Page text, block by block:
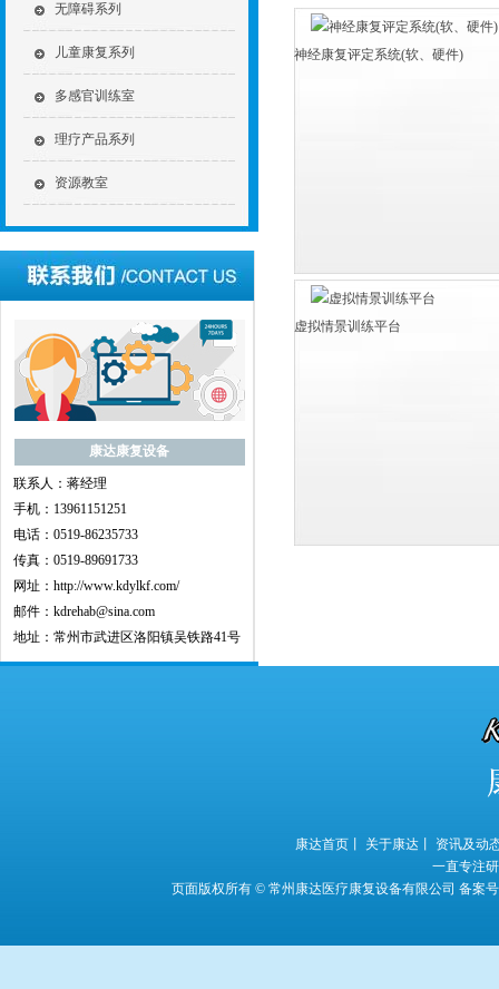
无障碍系列
儿童康复系列
多感官训练室
理疗产品系列
资源教室
康达康复设备
联系人：蒋经理
手机：13961151251
电话：0519-86235733
传真：0519-89691733
网址：http://www.kdylkf.com/
邮件：kdrehab@sina.com
地址：常州市武进区洛阳镇吴铁路41号
神经康复评定系统(软、硬件)
虚拟情景训练平台
康达首页丨 关于康达丨
资讯及动
一直专注
页面版权所有 © 常州康达医疗康复设备有限公司备案